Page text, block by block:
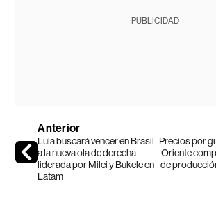
PUBLICIDAD
Anterior
Lula buscará vencer en Brasil
a la nueva ola de derecha
liderada por Milei y Bukele en
Latam
Precios por
Oriente
de